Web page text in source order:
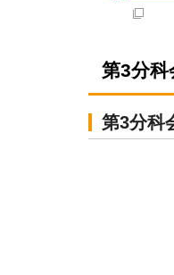
第3分科
第3分科